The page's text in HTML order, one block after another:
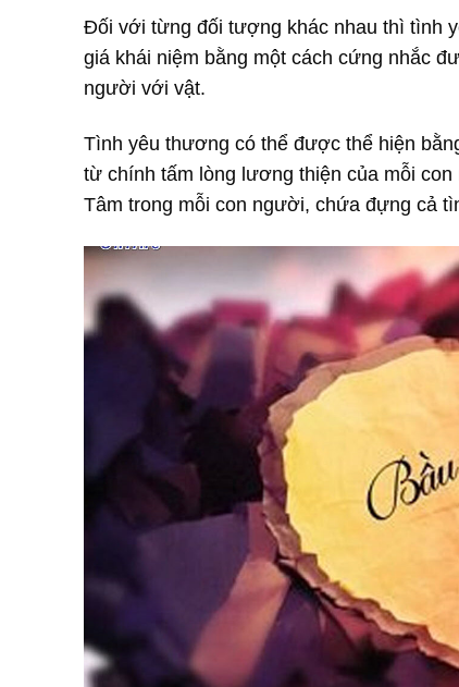
Đối với từng đối tượng khác nhau thì tình
giá khái niệm bằng một cách cứng nhắc
người với vật.
Tình yêu thương có thể được thể hiện
từ chính tấm lòng lương thiện của mỗi
Tâm trong mỗi con người, chứa đựng cả